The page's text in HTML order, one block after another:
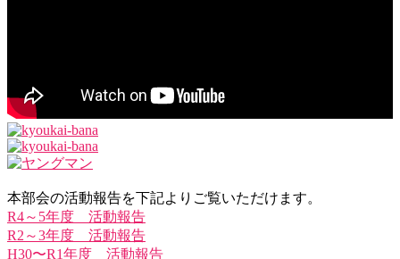
本部会の活動報告を下記よりご覧いただけます。
R4～5年度 活動報告
R2～3年度 活動報告
H30〜R1年度 活動報告